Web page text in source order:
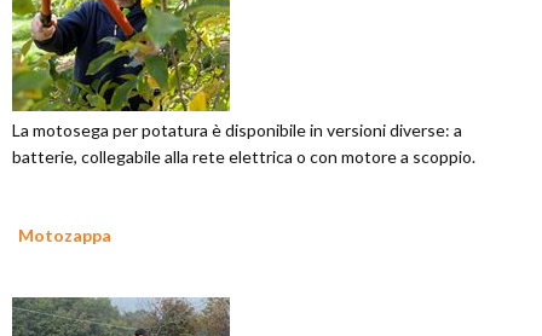
La motosega per potatura è disponibile in versioni diverse: a
batterie, collegabile alla rete elettrica o con motore a scoppio.
Motozappa